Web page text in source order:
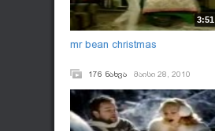
3:51
mr bean christmas
176 ნახვა მაისი 28, 2010